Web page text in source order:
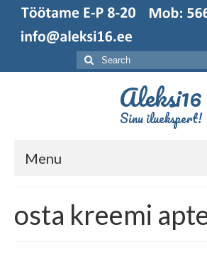
Search
for:
Aleksi16
Sinu iluekspert!
Menu
Broneerimine
osta kreemi